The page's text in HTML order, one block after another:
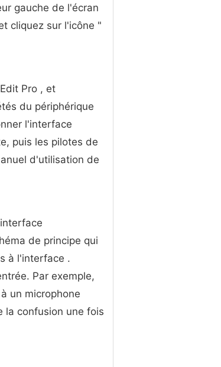
gauche de l'écran
cliquez sur l'icône "
Pro , et
du périphérique
l'interface
puis les pilotes de
d'utilisation de
de principe qui
à l'interface .
Par exemple,
un microphone
la confusion une fois